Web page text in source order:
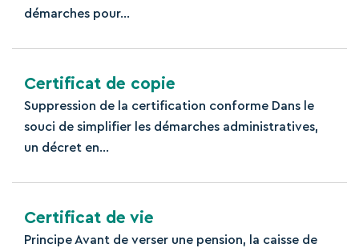
démarches pour...
Certificat de copie
Suppression de la certification conforme Dans le
souci de simplifier les démarches administratives,
un décret en...
Certificat de vie
Principe Avant de verser une pension, la caisse de